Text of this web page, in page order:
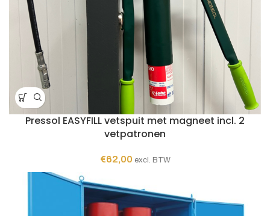
Pressol EASYFILL vetspuit met magneet incl. 2
vetpatronen
€62,00 excl. BTW